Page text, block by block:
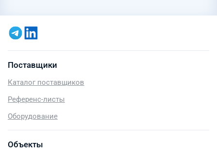
Поставщики
Каталог поставщиков
Референс-листы
Оборудование
Объекты